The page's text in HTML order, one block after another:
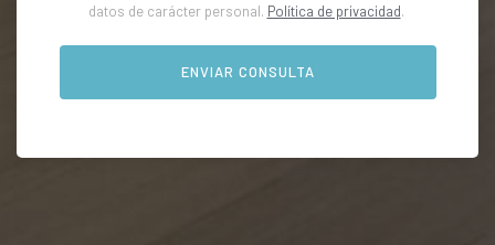
datos de carácter personal. Política de privacidad.